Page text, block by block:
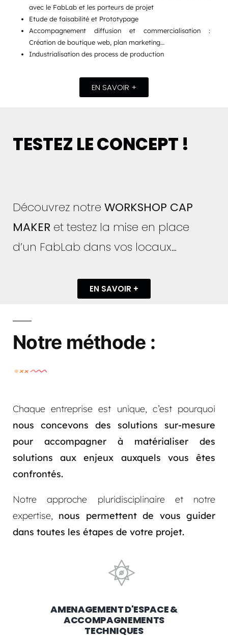
avec le FabLab et les porteurs de projet
Etude de faisabilité et Prototypage
Accompagnement diffusion et commercialisation :
Création de boutique web, plan marketing…
Industrialisation des process de production
EN SAVOIR +
TESTEZ LE CONCEPT !
Découvrez notre WORKSHOP CAP
MAKER et testez la mise en place
d’un FabLab dans vos locaux…
EN SAVOIR +
Notre méthode :
Chaque entreprise est unique, c’est pourquoi
nous concevons des solutions sur-mesure
pour accompagner à matérialiser des
solutions aux enjeux auxquels vous êtes
confrontés.
Notre approche pluridisciplinaire et notre
expertise, nous permettent de vous guider
dans toutes les étapes de votre projet.
AMENAGEMENT D'ESPACE &
ACCOMPAGNEMENTS
TECHNIQUES